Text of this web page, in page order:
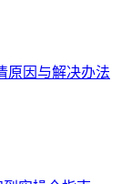
原因与解决办法